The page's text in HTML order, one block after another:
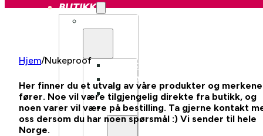
BUTIKK
BYSYKKEL
GRAVEL
CX
LANDEVEI
Hjem/Nukeproof
Her finner du et utvalg av våre produkter og
fører. Noe vil være tilgjengelig direkte fra butikk, og
noen varer vil være på bestilling. Ta gjerne kontakt
oss dersom du har noen spørsmål :) Vi sender til hele
Norge.